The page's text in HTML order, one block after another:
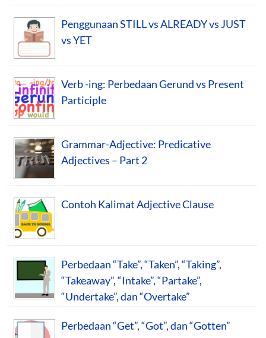
Penggunaan STILL vs ALREADY vs JUST
vs YET
Verb -ing: Perbedaan Gerund vs Present
Participle
Grammar-Adjective: Predicative
Adjectives – Part 2
Contoh Kalimat Adjective Clause
Perbedaan “Take”, “Taken”, “Taking”,
“Takeaway”, “Intake”, “Partake”,
“Undertake”, dan “Overtake”
Perbedaan “Get”, “Got”, dan “Gotten”